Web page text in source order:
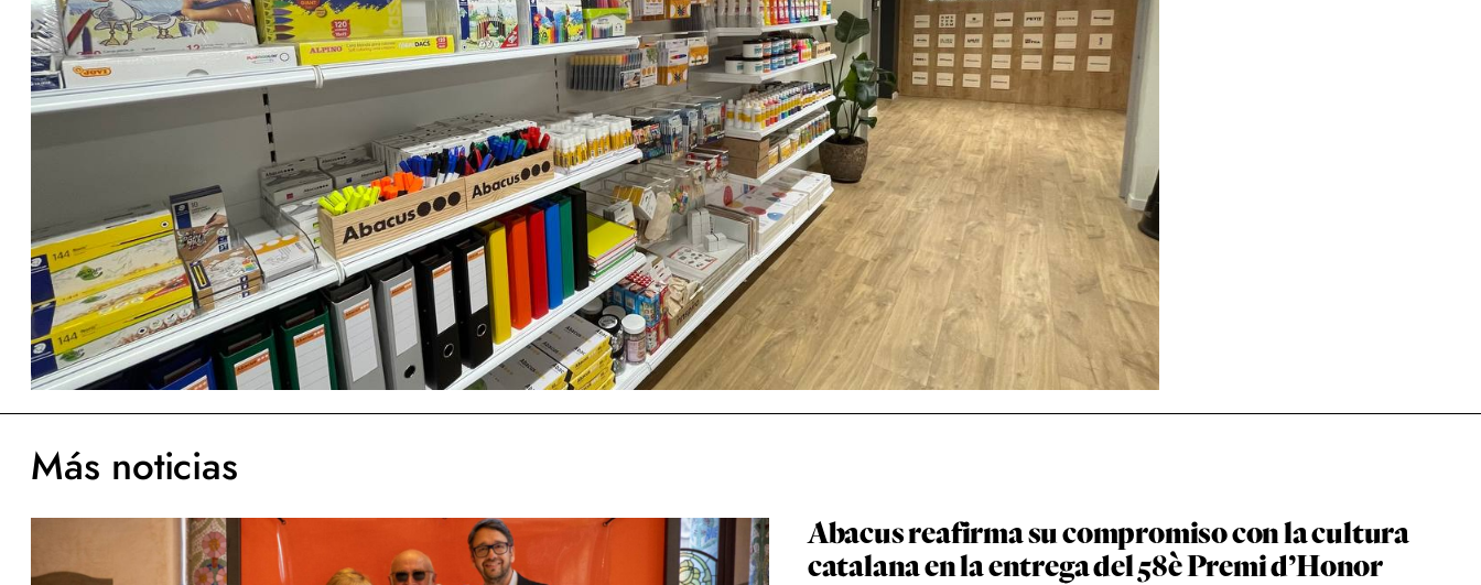
Más noticias
Abacus reafirma su compromiso con la cultura
catalana en la entrega del 58è Premi d’Honor